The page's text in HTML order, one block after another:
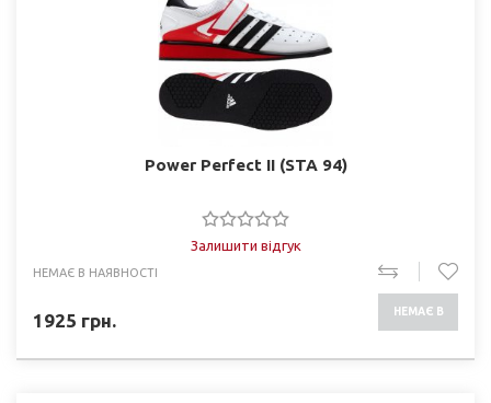
Power Perfect II (STA 94)
Залишити відгук
НЕМАЄ В НАЯВНОСТІ
1925 грн. НЕМАЄ В